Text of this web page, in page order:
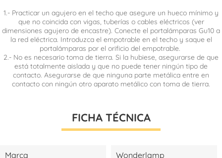
1.- Practicar un agujero en el techo que asegure un hueco mínimo y
que no coincida con vigas, tuberías o cables eléctricos (ver
dimensiones agujero de encastre). Conecte el portalámparas Gu10 a
la red eléctrica. Introduzca el empotrable en el techo y saque el
portalámparas por el orificio del empotrable.
2.- No es necesario toma de tierra. Si la hubiese, asegurarse de que
está totalmente aislada y que no puede tener ningún tipo de
contacto. Asegurarse de que ninguna parte metálica entre en
contacto con ningún otro aparato metálico con toma de tierra.
FICHA TÉCNICA
Marca Wonderlamp